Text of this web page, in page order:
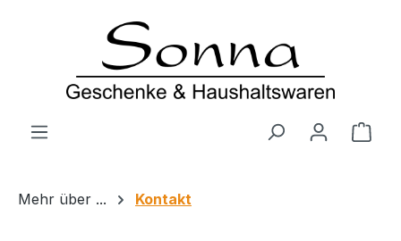
Zum Hauptinhalt springen
Mehr über ... Kontakt